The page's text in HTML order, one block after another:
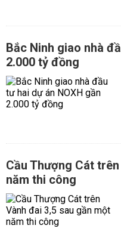
Bắc Ninh giao nhà
2.000 tỷ đồng
Cầu Thượng Cát
năm thi công